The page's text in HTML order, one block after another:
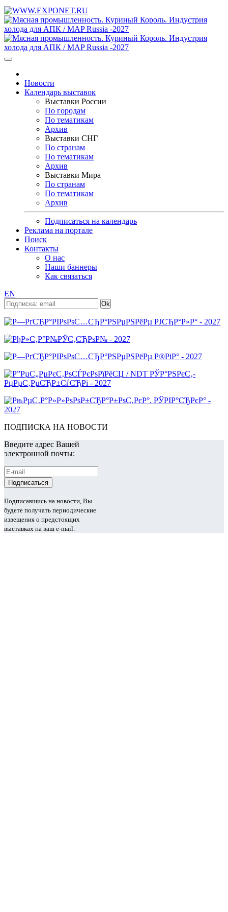
Новости
Календарь выставок
Выставки России
По городам
По тематикам
Архив
Выставки СНГ
По странам
По тематикам
Архив
Выставки Мира
По странам
По тематикам
Архив
Подписаться на календарь
Реклама на портале
Поиск
Контакты
О нас
Наши баннеры
Как связаться
EN
ПОДПИСКА НА НОВОСТИ
Введите адрес Вашей
электронной почты:
Подписавшись на новости, Вы
будете получать периодические
извещения о предстоящих
выставках на ваш e-mail.